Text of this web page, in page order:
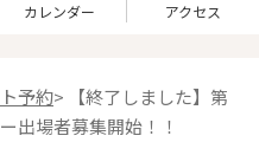
カレンダー アクセス
予約> 【終了しました】第
出場者募集開始！！